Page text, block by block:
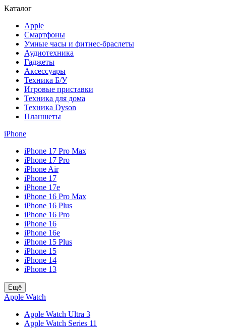
Каталог
Apple
Смартфоны
Умные часы и фитнес-браслеты
Аудиотехника
Гаджеты
Аксессуары
Техника Б/У
Игровые приставки
Техника для дома
Техника Dyson
Планшеты
iPhone
iPhone 17 Pro Max
iPhone 17 Pro
iPhone Air
iPhone 17
iPhone 17e
iPhone 16 Pro Max
iPhone 16 Plus
iPhone 16 Pro
iPhone 16
iPhone 16e
iPhone 15 Plus
iPhone 15
iPhone 14
iPhone 13
Ещё
Apple Watch
Apple Watch Ultra 3
Apple Watch Series 11